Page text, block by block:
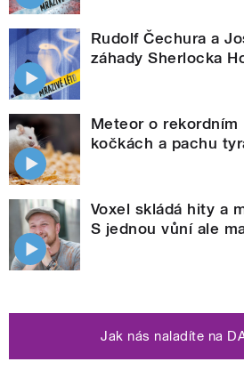
Rudolf Čechura a
záhady Sherlocka
Meteor o
kočkách a pachu
Voxel skládá hity a
S jednou vůní ale
Jak nás naladíte na